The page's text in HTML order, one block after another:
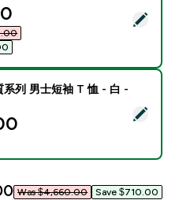
- 500g - 147份装 - 原味
price
質系列 男士短袖 T 恤 - 白 - S
列 男士短袖 T 恤 - 白 -
Was $4,660.00‎ Save $710.00‎